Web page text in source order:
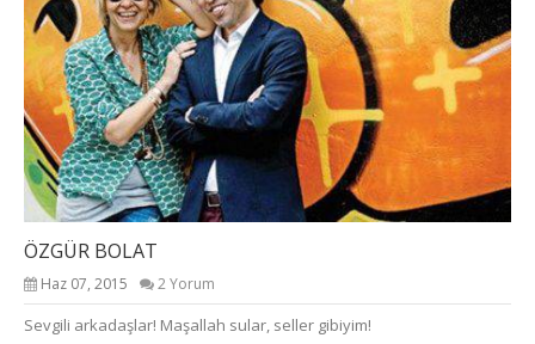
ÖZGÜR BOLAT
Haz 07, 2015 2 Yorum
Sevgili arkadaşlar! Maşallah sular, seller gibiyim!